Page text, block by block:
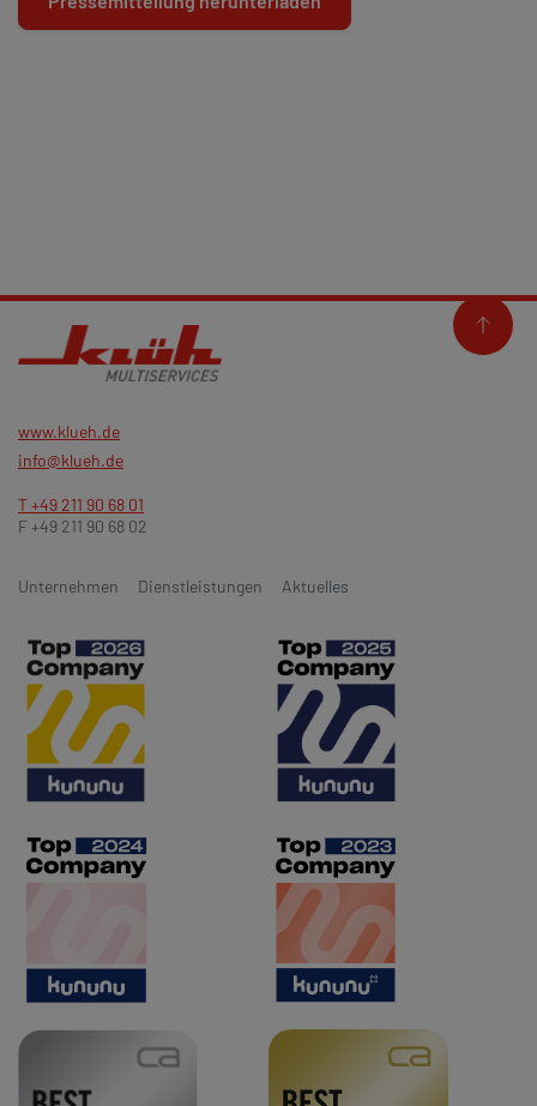
Unternehmen Dienstleistungen Aktuelles
www.klueh.de
info@klueh.de
T +49 211 90 68 01
F +49 211 90 68 02